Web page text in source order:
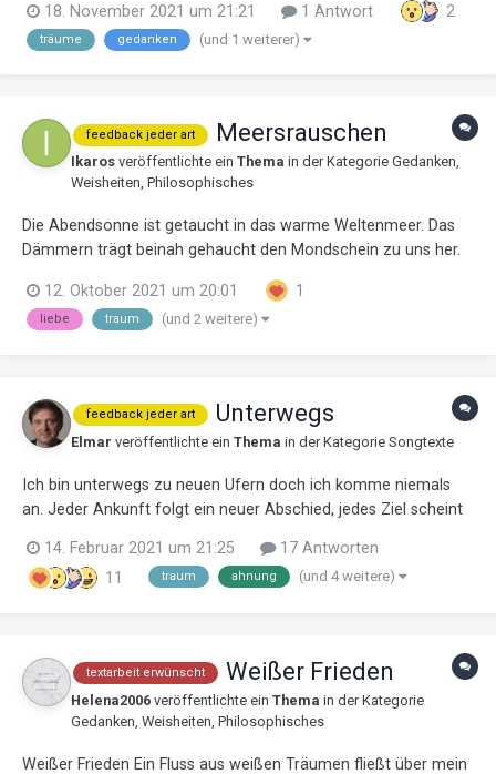
glaubt oder nicht, Traum Türen so werden sie genannt,
bestimmt hast du sie nichtmal gekannt. Betritt man eine Tür...
18. November 2021 um 21:21 1 Antwort 2
träume gedanken (und 1 weiterer)
feedback jeder art Meersrauschen
Ikaros veröffentlichte ein Thema in der Kategorie Gedanken,
Weisheiten, Philosophisches
Die Abendsonne ist getaucht in das warme Weltenmeer. Das
Dämmern trägt beinah gehaucht den Mondschein zu uns her.
Land, wir lauschen, Du reichst mir Deine Hand. Wir sinken in
den nassen Sand,...
12. Oktober 2021 um 20:01 1
liebe traum (und 2 weitere)
feedback jeder art Unterwegs
Elmar veröffentlichte ein Thema in der Kategorie Songtexte
Ich bin unterwegs zu neuen Ufern doch ich komme niemals
an. Jeder Ankunft folgt ein neuer Abschied, jedes Ziel scheint
ungewissen Weg? Warum quält mich diese bange Frage, wenn
ich mich zur Ruhe leg? Refrain: Eines Tages, wenn die...
14. Februar 2021 um 21:25
17 Antworten
11
traum ahnung (und 4 weitere)
textarbeit erwünscht Weißer Frieden
Helena2006 veröffentlichte ein Thema in der Kategorie
Gedanken, Weisheiten, Philosophisches
Weißer Frieden Ein Fluss aus weißen Träumen fließt über mein